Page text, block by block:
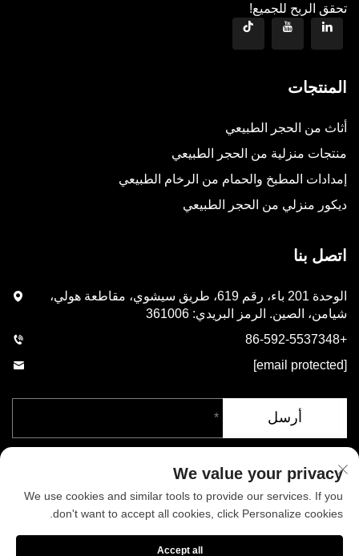
تحقق الربح للجميع!
المنتجات
أثاث من الحجر الطبيعي
منتجات منزلية من الحجر الطبيعي
إمدادات المطبخ والحمام من الرخام الطبيعي
ديكور منزلي من الحجر الطبيعي
اتصل بنا
الوحدة 201 باء، رقم 619، طريق سيشوي، مقاطعة هولي،
شيامن، الصين. الرمز البريدي: 361006
+86-592-5537348
[email protected]
أرسل
حقوق الطبع والنشر © شركة شيامن فينيكس للصناعات المحدودة. جميع
We value your privacy
We use cookies and similar tools to provide our services. If you
don't want to accept all cookies, click Personalize cookies.
Accept all